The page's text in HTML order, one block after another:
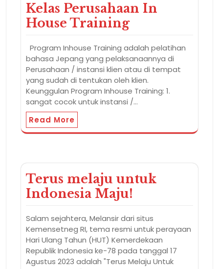
Kelas Perusahaan In
House Training
Program Inhouse Training adalah pelatihan
bahasa Jepang yang pelaksanaannya di
Perusahaan / instansi klien atau di tempat
yang sudah di tentukan oleh klien.
Keunggulan Program Inhouse Training: 1.
sangat cocok untuk instansi /…
Read More
Terus melaju untuk
Indonesia Maju!
Salam sejahtera, Melansir dari situs
Kemensetneg RI, tema resmi untuk perayaan
Hari Ulang Tahun (HUT) Kemerdekaan
Republik Indonesia ke-78 pada tanggal 17
Agustus 2023 adalah "Terus Melaju Untuk